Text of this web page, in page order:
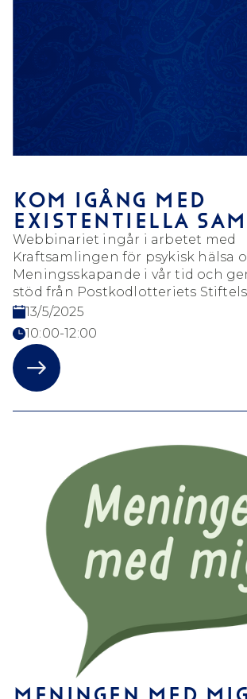
KOM IGÅNG MED
EXISTENTIELLA
Webbinariet ingår i arbetet med
Kraftsamlingen för psykisk hälsa
Meningsskapande i vår tid och
stöd från Postkodlotteriets
13/5/2025
10:00-12:00